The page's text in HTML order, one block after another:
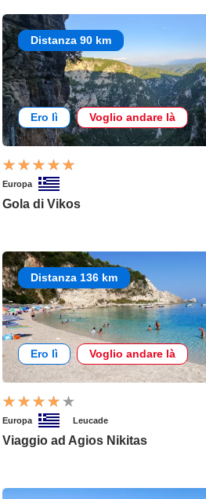
Distanza 90 km
Ero lì Voglio andare là
Europa
Gola di Vikos
Distanza 136 km
Ero lì Voglio andare là
Europa Leucade
Viaggio ad Agios Nikitas